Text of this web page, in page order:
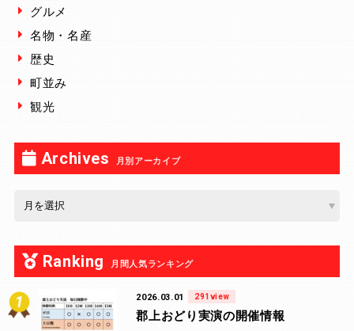
グルメ
名物・名産
歴史
町並み
観光
Archives 月別アーカイブ
Ranking 月間人気ランキング
2026.03.01 291view
郡上おどり実演の開催情報